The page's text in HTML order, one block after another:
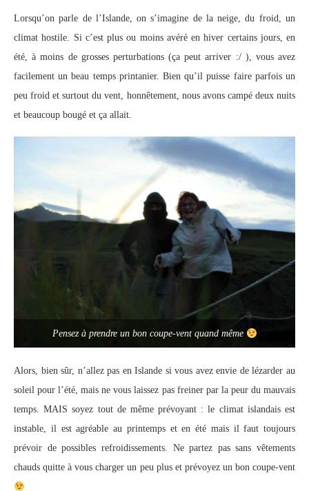
Lorsqu’on parle de l’Islande, on s’imagine de la neige, du froid, un
climat hostile. Si c’est plus ou moins avéré en hiver certains jours, en
été, à moins de grosses perturbations (ça peut arriver :/ ), vous avez
facilement un beau temps printanier. Bien qu’il puisse faire parfois un
peu froid et surtout du vent, honnêtement, nous avons campé deux nuits
et beaucoup bougé et ça allait.
Pensez à prendre un bon coupe-vent quand même
Alors, bien sûr, n’allez pas en Islande si vous avez envie de lézarder au
soleil pour l’été, mais ne vous laissez pas freiner par la peur du mauvais
temps. MAIS soyez tout de même prévoyant : le climat islandais est
instable, il est agréable au printemps et en été mais il faut toujours
prévoir de possibles refroidissements. Ne partez pas sans vêtements
chauds quitte à vous charger un peu plus et prévoyez un bon coupe-vent